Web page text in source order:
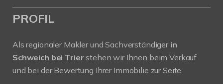
PROFIL
Als regionaler Makler und Sachverständigerin
Schweich bei Trierstehen wir Ihnen beim Verkauf
und bei der Bewertung Ihrer Immobilie zur Seite.